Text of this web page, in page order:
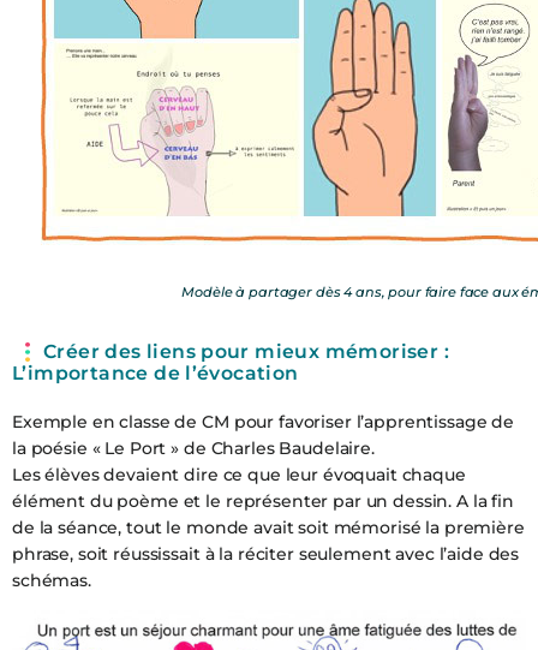
RETOUR
SECTION
APPRENDRE À APPRENDRE
PASTORALE
GS ET CP
CP, CE1 ET CE2
VIE DE L’ÉCOLE
SORTIES SPORTIVES
PROJETS PASSÉS
Modèle à partager dès 4 ans, pour faire face aux
Créer des liens pour mieux mémoriser :
L’importance de l’évocation
Exemple en classe de CM pour favoriser l’apprentissage de
la poésie « Le Port » de Charles Baudelaire.
Les élèves devaient dire ce que leur évoquait chaque
élément du poème et le représenter par un dessin. A la fin
de la séance, tout le monde avait soit mémorisé la première
phrase, soit réussissait à la réciter seulement avec l’aide des
schémas.